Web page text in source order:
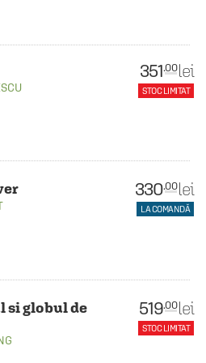
351.00 lei
STOC LIMITAT
330.00 lei
LA COMANDĂ
si globul de
519.00 lei
STOC LIMITAT